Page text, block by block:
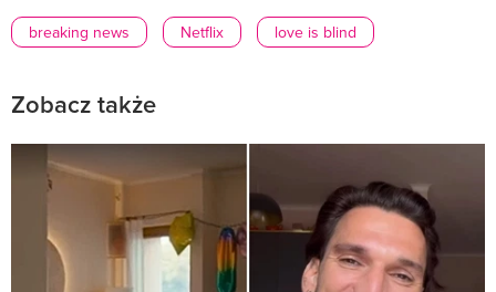
breaking news Netflix love is blind
Zobacz także